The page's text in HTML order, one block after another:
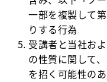
一部を複製して
りする行為
受講者と当社お
の性質に関して
を招く可能性の